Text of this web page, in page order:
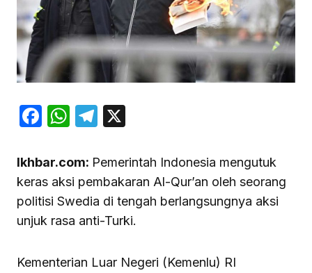
Facebook
WhatsApp
Telegram
Ikhbar.com: Pemerintah Indonesia mengutuk
keras aksi pembakaran Al-Qur’an oleh seorang
politisi Swedia di tengah berlangsungnya aksi
unjuk rasa anti-Turki.
Kementerian Luar Negeri (Kemenlu) RI